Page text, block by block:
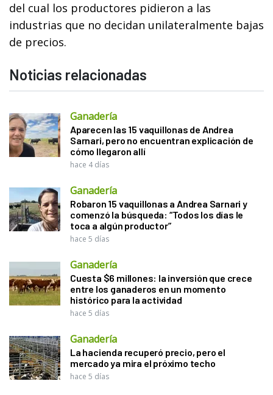
del cual los productores pidieron a las
industrias que no decidan unilateralmente bajas
de precios.
Noticias relacionadas
Ganadería
Aparecen las 15 vaquillonas de Andrea
Sarnari, pero no encuentran explicación de
cómo llegaron allí
hace 4 días
Ganadería
Robaron 15 vaquillonas a Andrea Sarnari y
comenzó la búsqueda: “Todos los días le
toca a algún productor”
hace 5 días
Ganadería
Cuesta $6 millones: la inversión que crece
entre los ganaderos en un momento
histórico para la actividad
hace 5 días
Ganadería
La hacienda recuperó precio, pero el
mercado ya mira el próximo techo
hace 5 días